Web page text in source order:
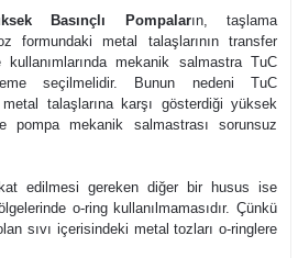
Basınçlı Pompaların, taşlama
formundaki metal talaşlarının transfer
mekanik salmastra TuC
seçilmelidir. Bunun nedeni TuC
metal talaşlarına karşı gösterdiği yüksek
pompa mekanik salmastrası sorunsuz
edilmesi gereken diğer bir husus ise
o-ring kullanılmamasıdır. Çünkü
sıvı içerisindeki metal tozları o-ringlere